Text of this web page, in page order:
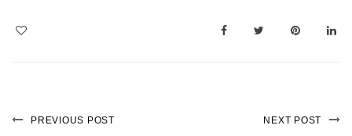
PREVIOUS POST NEXT POST